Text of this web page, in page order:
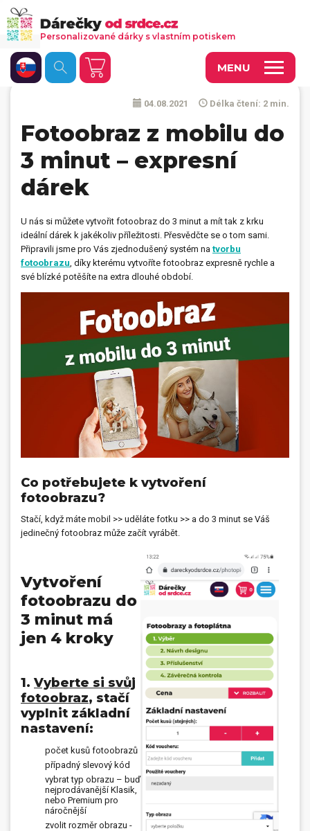
MENU
Kalendáře s vlastními fotkami
Trička a oděvy
Personalizované hry
Hrnečky a keramika
Doplňky do kanceláře, domácnosti, auta
Přívěsky, dog tagy, odznaky
PO-PÁ 8:00 - 16:00
+420 516 770 521 eshop@faxcopy.cz
Úvod Produkty
Novinky Blog
Personalizované dárky s vlastním potiskem
04.08.2021 Délka čtení: 2 min.
Fotoobraz z mobilu do
3 minut – expresní
dárek
U nás si můžete vytvořit fotoobraz do 3 minut a mít tak z krku
ideální dárek k jakékoliv příležitosti. Přesvědčte se o tom sami.
Připravili jsme pro Vás zjednodušený systém na tvorbu
fotoobrazu, díky kterému vytvoříte fotoobraz expresně rychle a
své blízké potěšíte na extra dlouhé období.
Co potřebujete k vytvoření
fotoobrazu?
Stačí, když máte mobil >> uděláte fotku >> a do 3 minut se Váš
jedinečný fotoobraz může začít vyrábět.
Vytvoření
fotoobrazu do
3 minut má
jen 4 kroky
1. Vyberte si svůj
fotoobraz, stačí
vyplnit základní
nastavení:
počet kusů fotoobrazů
případný slevový kód
vybrat typ obrazu – buď
nejprodávanější Klasik,
nebo Premium pro
náročnější
zvolit rozměr obrazu -